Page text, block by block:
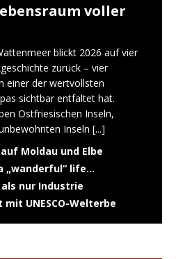
voller
blickt 2026 auf vier
zurück – vier
einer der wertvollsten
sichtbar entfaltet hat.
Ostfriesischen Inseln,
Inseln [...]
Moldau und Elbe
„wanderful“ life…
nur Industrie
UNESCO-Welterbe